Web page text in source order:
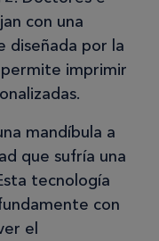
con una
diseñada por la
permite imprimir
mandíbula a
que sufría una
tecnología
con
el